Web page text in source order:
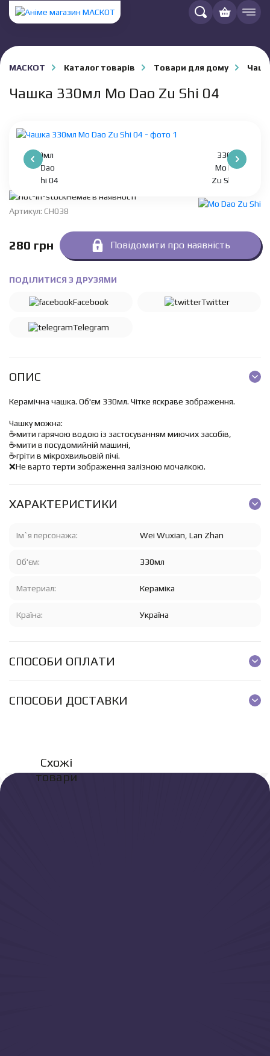
МАСКОТ Каталог товарів Товари для дому
Чашка 330мл Mo Dao Zu Shi 04
Немає в наявності
Артикул: CH038
280 грн Повідомити про наявність
ПОДІЛИТИСЯ З ДРУЗЯМИ
Facebook Twitter
Telegram
ОПИС
Керамічна чашка. Об'єм 330мл. Чітке яскраве зображення.
Чашку можна:
☕️мити гарячою водою із застосуванням миючих засобів,
☕️мити в посудомийній машині,
☕️гріти в мікрохвильовій пічі.
❌Не варто терти зображення залізною мочалкою.
ХАРАКТЕРИСТИКИ
Ім`я персонажа: Wei Wuxian, Lan Zhan
Об'єм: 330мл
Материал: Кераміка
Країна: Україна
СПОСОБИ ОПЛАТИ
СПОСОБИ ДОСТАВКИ
Схожі
товари